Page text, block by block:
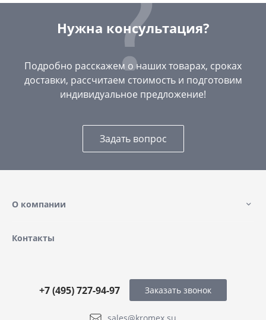
Нужна консультация?
Подробно расскажем о наших товарах, сроках
доставки, рассчитаем стоимость и подготовим
индивидуальное предложение!
Задать вопрос
О компании
Контакты
+7 (495) 727-94-97 Заказать звонок